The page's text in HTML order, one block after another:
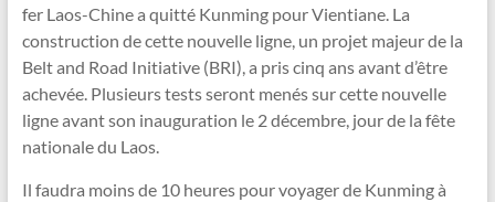
fer Laos-Chine a quitté Kunming pour Vientiane. La
construction de cette nouvelle ligne, un projet majeur de la
Belt and Road Initiative (BRI), a pris cinq ans avant d’être
achevée. Plusieurs tests seront menés sur cette nouvelle
ligne avant son inauguration le 2 décembre, jour de la fête
nationale du Laos.
Il faudra moins de 10 heures pour voyager de Kunming à